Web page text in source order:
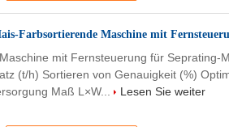
Farbsortierende Maschine mit
mit Fernsteuerung für Seprating-
(t/h) Sortieren von Genauigkeit (%)
Maß L×W...
Lesen Sie weiter